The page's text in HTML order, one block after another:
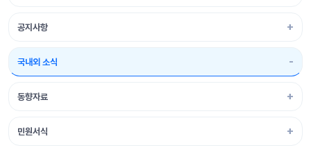
공지사항
국내외 소식
동향자료
민원서식